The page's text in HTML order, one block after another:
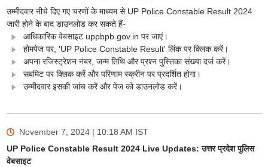
उम्मीदवार नीचे दिए गए चरणों के माध्यम से UP Police Constable Result 2024
जारी होने के बाद डाउनलोड कर सकते हैं-
आधिकारिक वेबसाइट uppbpb.gov.in पर जाएं।
होमपेज पर, 'UP Police Constable Result' लिंक पर क्लिक करें।
अपना रजिस्ट्रेशन नंबर, जन्म तिथि और प्रश्न पुस्तिका संख्या दर्ज करें।
सबमिट पर क्लिक करें और परिणाम स्क्रीन पर प्रदर्शित होगा।
उम्मीदवार इसकी जांच करें और पेज को डाउनलोड करें।
November 7, 2024 | 10:18 AM IST
UP Police Constable Result 2024 Live Updates: उत्तर प्रदेश पुलिस
वेबसाइट